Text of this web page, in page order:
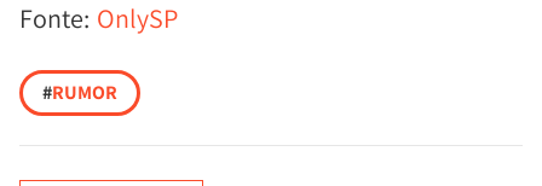
Fonte: OnlySP
#RUMOR